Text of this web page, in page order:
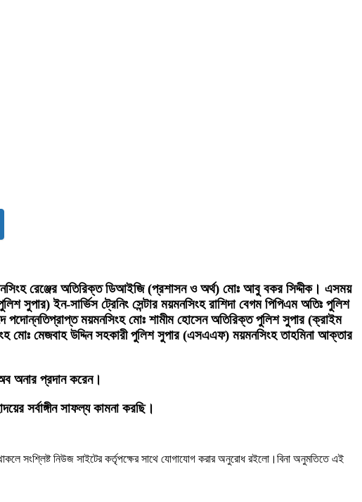
রেঞ্জের অতিরিক্ত ডিআইজি (প্রশাসন ও অর্থ) মোঃ আবু বকর সিদ্দীক। এসময়
ইন-সার্ভিস ট্রেনিং সেন্টার ময়মনসিংহ রাশিদা বেগম পিপিএম অতিঃ পুলিশ
পদোন্নতিপ্রাপ্ত ময়মনসিংহ মোঃ শামীম হোসেন অতিরিক্ত পুলিশ সুপার (ক্রাইম
মোঃ মেজবাহ উদ্দিন সহকারী পুলিশ সুপার (এসএএফ) ময়মনসিংহ তাহমিনা আক্তার
অনার প্রদান করেন।
সর্বাঙ্গীন সাফল্য কামনা করছি।
সংশ্লিষ্ট নিউজ সাইটের কর্তৃপক্ষের সাথে যোগাযোগ করার অনুরোধ রইলো।বিনা অনুমতিতে এই